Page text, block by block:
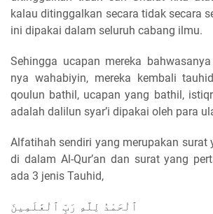
kalau ditinggalkan secara tidak secara
ini dipakai dalam seluruh cabang ilmu.
Sehingga ucapan mereka
nya wahabiyin, mereka kembali
qoulun bathil, ucapan yang bathil,
adalah dalilun syar’i dipakai oleh para
Alfatihah sendiri yang merupakan surat
di dalam Al-Qur’an dan surat yang
ada 3 jenis Tauhid,
ٱلْحَمْدُ لِلَّهِ رَبِّ ٱلْعَٰلَمِينَ